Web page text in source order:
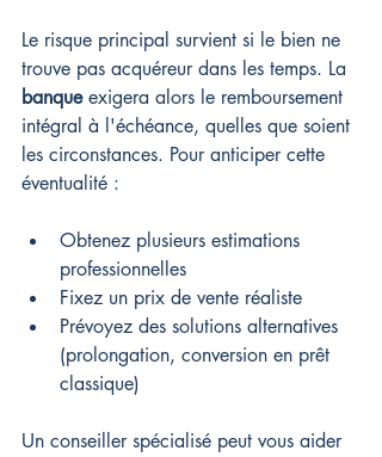
Le risque principal survient si le bien ne
trouve pas acquéreur dans les temps. La
banque exigera alors le remboursement
intégral à l'échéance, quelles que soient
les circonstances. Pour anticiper cette
éventualité :
Obtenez plusieurs estimations
professionnelles
Fixez un prix de vente réaliste
Prévoyez des solutions alternatives
(prolongation, conversion en prêt
classique)
Un conseiller spécialisé peut vous aider